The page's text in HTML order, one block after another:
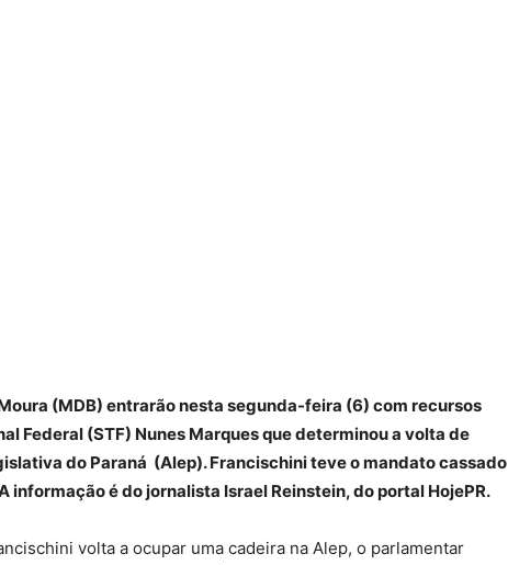
(MDB) entrarão nesta segunda-feira (6) com recursos
Federal (STF) Nunes Marques que determinou a volta de
do Paraná (Alep). Francischini teve o mandato cassado
informação é do jornalista Israel Reinstein, do portal HojePR.
volta a ocupar uma cadeira na Alep, o parlamentar